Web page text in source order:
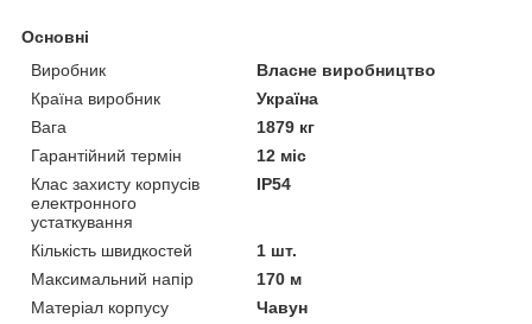
Основні
Виробник
Власне виробництво
Країна виробник
Україна
Вага
1879 кг
Гарантійний термін
12 міс
Клас захисту корпусів
електронного
устаткування
IP54
Кількість швидкостей
1 шт.
Максимальний напір
170 м
Матеріал корпусу
Чавун